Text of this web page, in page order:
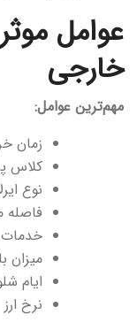
عوامل
خارجی
مهم‌ترین عوامل:
زمان
کلاس
نوع
فاصله
خدمات
میزان
ایام
نرخ ارز